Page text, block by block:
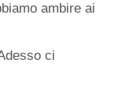
ambire ai
ci